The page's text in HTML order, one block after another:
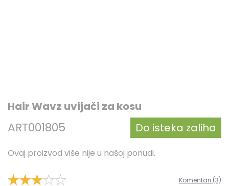
Hair Wavz uvijači za kosu
ART001805 Do isteka zaliha
Ovaj proizvod više nije u našoj ponudi.
Komentari (3)